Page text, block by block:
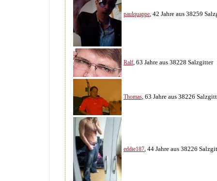
paulquappe, 42 Jahre aus 38259
Ralf, 63 Jahre aus 38228 Salzgitter
Thomas, 63 Jahre aus 38226
eddie187, 44 Jahre aus 38226